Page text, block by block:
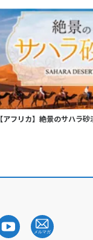
【アフリカ】絶景のサハラ砂